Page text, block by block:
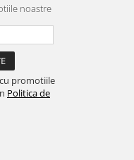
noastre
promotiile
Politica de